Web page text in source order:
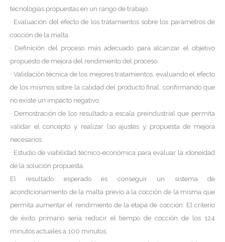
tecnologías propuestas en un rango de trabajo.
· Evaluación del efecto de los tratamientos sobre los parámetros de
cocción de la malta.
· Definición del proceso más adecuado para alcanzar el objetivo
propuesto de mejora del rendimiento del proceso.
· Validación técnica de los mejores tratamientos, evaluando el efecto
de los mismos sobre la calidad del producto final, confirmando que
no existe un impacto negativo.
· Demostración de los resultado a escala preindustrial que permita
validar el concepto y realizar lso ajustes y propuesta de mejora
necesarios
· Estudio de viabilidad técnico-económica para evaluar la idoneidad
de la solución propuesta.
El resultado esperado es conseguir un sistema de
acondicionamiento de la malta previo a la cocción de la misma que
permita aumentar el rendimiento de la etapa de cocción. El criterio
de éxito primario sería reducir el tiempo de cocción de los 124
minutos actuales a 100 minutos.